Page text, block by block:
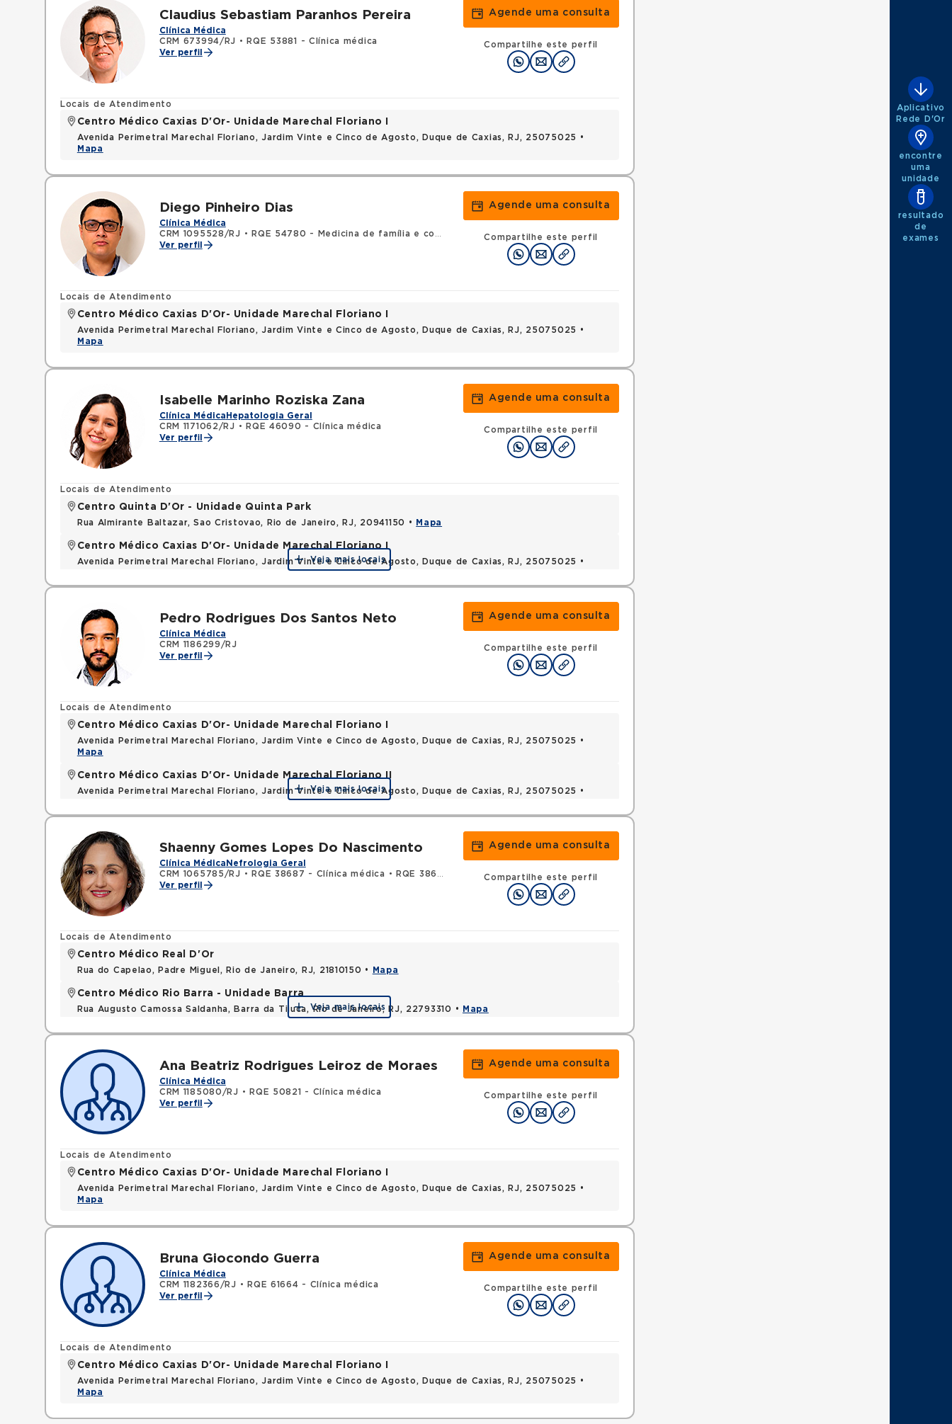
Claudius Sebastiam Paranhos Pereira
Clínica Médica
CRM 673994/RJ •
RQE 53881 - Clínica médica
Ver perfil
Agende uma consulta
Compartilhe este perfil
Locais de Atendimento
Centro Médico Caxias D'Or- Unidade Marechal Floriano I
Avenida Perimetral Marechal Floriano, Jardim Vinte e Cinco de Agosto, Duque de Caxias, RJ, 25075025 •
Mapa
Diego Pinheiro Dias
Clínica Médica
CRM 1095528/RJ •
RQE 54780 - Medicina de família e comunidade
Ver perfil
Agende uma consulta
Compartilhe este perfil
Locais de Atendimento
Centro Médico Caxias D'Or- Unidade Marechal Floriano I
Avenida Perimetral Marechal Floriano, Jardim Vinte e Cinco de Agosto, Duque de Caxias, RJ, 25075025 •
Mapa
Isabelle Marinho Roziska Zana
Clínica Médica Hepatologia Geral
CRM 1171062/RJ •
RQE 46090 - Clínica médica
Ver perfil
Agende uma consulta
Compartilhe este perfil
Locais de Atendimento
Centro Quinta D'Or - Unidade Quinta Park
Rua Almirante Baltazar, Sao Cristovao, Rio de Janeiro, RJ, 20941150 • Mapa
Centro Médico Caxias D'Or- Unidade Marechal Floriano I
Avenida Perimetral Marechal Floriano, Jardim Vinte e Cinco de Agosto, Duque de Caxias, RJ, 25075025 •
Veja mais locais
Pedro Rodrigues Dos Santos Neto
Clínica Médica
CRM 1186299/RJ
Ver perfil
Agende uma consulta
Compartilhe este perfil
Locais de Atendimento
Centro Médico Caxias D'Or- Unidade Marechal Floriano I
Avenida Perimetral Marechal Floriano, Jardim Vinte e Cinco de Agosto, Duque de Caxias, RJ, 25075025 •
Mapa
Centro Médico Caxias D'Or- Unidade Marechal Floriano II
Avenida Perimetral Marechal Floriano, Jardim Vinte e Cinco de Agosto, Duque de Caxias, RJ, 25075025 •
Veja mais locais
Shaenny Gomes Lopes Do Nascimento
Clínica Médica Nefrologia Geral
CRM 1065785/RJ • RQE 38687 - Clínica médica •
RQE 38688 - Nefrologia
Ver perfil
Agende uma consulta
Compartilhe este perfil
Locais de Atendimento
Centro Médico Real D'Or
Rua do Capelao, Padre Miguel, Rio de Janeiro, RJ, 21810150 • Mapa
Centro Médico Rio Barra - Unidade Barra
Rua Augusto Camossa Saldanha, Barra da Tijuca, Rio de Janeiro, RJ, 22793310 • Mapa
Veja mais locais
Ana Beatriz Rodrigues Leiroz de Moraes
Clínica Médica
CRM 1185080/RJ •
RQE 50821 - Clínica médica
Ver perfil
Agende uma consulta
Compartilhe este perfil
Locais de Atendimento
Centro Médico Caxias D'Or- Unidade Marechal Floriano I
Avenida Perimetral Marechal Floriano, Jardim Vinte e Cinco de Agosto, Duque de Caxias, RJ, 25075025 •
Mapa
Bruna Giocondo Guerra
Clínica Médica
CRM 1182366/RJ •
RQE 61664 - Clínica médica
Ver perfil
Agende uma consulta
Compartilhe este perfil
Locais de Atendimento
Centro Médico Caxias D'Or- Unidade Marechal Floriano I
Avenida Perimetral Marechal Floriano, Jardim Vinte e Cinco de Agosto, Duque de Caxias, RJ, 25075025 •
Mapa
Aplicativo
Rede D'Or
encontre
uma
unidade
resultado
de
exames